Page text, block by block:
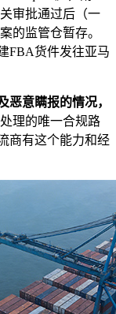
审批通过后（一
的监管仓暂存。
FBA货件发往亚马
恶意瞒报的情况，
理的唯一合规路
商有这个能力和经